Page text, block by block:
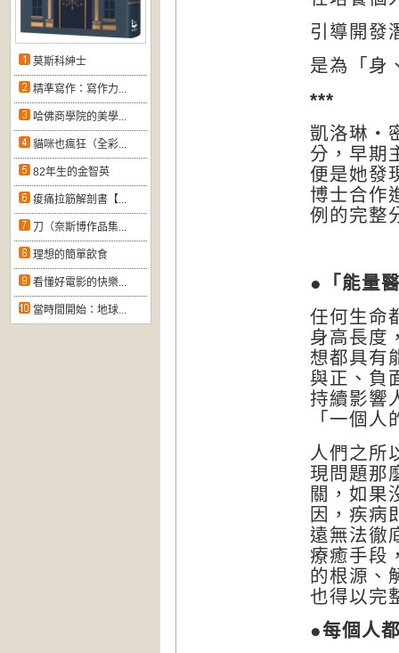
莫斯科紳士
精準寫作：寫作力...
哈佛商學院的美學...
貓咪也瘋狂（全彩...
82年生的金智英
痠痛拉筋解剖書【...
刀（奈斯博作品集...
理想的簡單飲食
看懂好電影的快樂...
當時間開始：地球...
引導開發
是為 「 身
***
凱洛琳‧
分，早期
便是她發
博士合作
例的完整
●
「能量
任何生命
身高長度
想都具有
與正、負
持續影響
「 一個人
人們之所
現問題那
關，如果
因，疾病
遠無法徹
療癒手段
的根源、
也得以完
●每個人